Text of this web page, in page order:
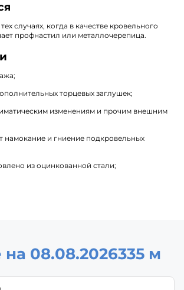
случаях, когда в качестве кровельного
профнастил или металлочерепица.
торцевых заглушек;
изменениям и прочим внешним
намокание и гниение подкровельных
из оцинкованной стали;
08.08.2026335 м